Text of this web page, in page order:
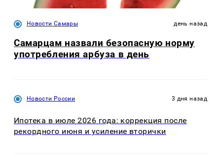
Новости Самары день назад
Самарцам назвали безопасную норму
употребления арбуза в день
Новости России 3 дня назад
Ипотека в июле 2026 года: коррекция после
рекордного июня и усиление вторички